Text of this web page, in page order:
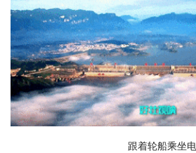
跟着轮船乘坐